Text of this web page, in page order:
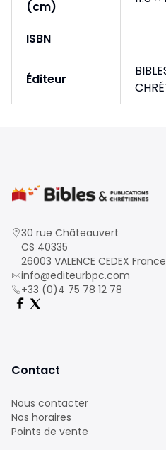
(cm)
ISBN
Éditeur
30 rue Châteauvert
CS 40335
26003 VALENCE CEDEX France
info@editeurbpc.com
+33 (0)4 75 78 12 78
Contact
Nous contacter
Nos horaires
Points de vente